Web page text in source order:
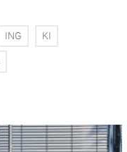
ING KI